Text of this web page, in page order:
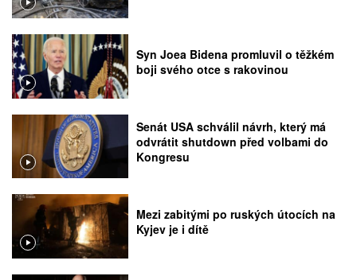
Syn Joea Bidena promluvil o těžkém
boji svého otce s rakovinou
Senát USA schválil návrh, který má
odvrátit shutdown před volbami do
Kongresu
Mezi zabitými po ruských útocích na
Kyjev je i dítě